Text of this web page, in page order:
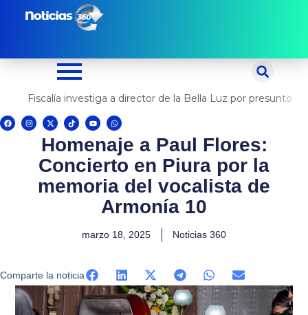
Fiscalía investiga a director de la Bella Luz por presunto abuso contra cantante Naldy Saldaña
F
a
c
I
n
s
X
-
t
w
i
t
e
T
i
k
t
Y
o
u
t
u
e
W
h
a
t
s
a
p
p
Homenaje a Paul Flores:
Concierto en Piura por la
memoria del vocalista de
Armonía 10
marzo 18, 2025 Noticias 360
Comparte la noticia